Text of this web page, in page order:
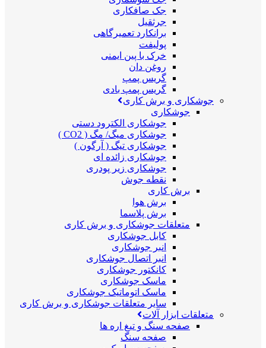
جک صافکاری
جرثقیل
برانکارد تعمیرگاهی
پولیفت
خرک با پین ایمنی
روغن دان
گریس پمپ
گریس پمپ بادی
جوشکاری و برش کاری
جوشکاری
جوشکاری الکترود دستی
جوشکاری میگ/ مگ ( CO2 )
جوشکاری تیگ ( آرگون )
جوشکاری زائده ای
جوشکاری زیر پودری
نقطه جوش
برش کاری
برش هوا
برش پلاسما
متعلقات جوشکاری و برش کاری
کابل جوشکاری
انبر جوشکاری
انبر اتصال جوشکاری
کانکتور جوشکاری
ماسک جوشکاری
ماسک اتوماتیک جوشکاری
سایر متعلقات جوشکاری و برش کاری
متعلقات ابزار آلات
صفحه سنگ و تیغ اره ها
صفحه سنگ